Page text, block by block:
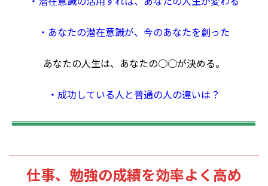
・ あなたの潜在意識が、今のあなたを創った
あなたの人生は、あなたの○○が決める。
・ 成功している人と普通の人の違いは？
仕事、勉強の成績を効率よく高め